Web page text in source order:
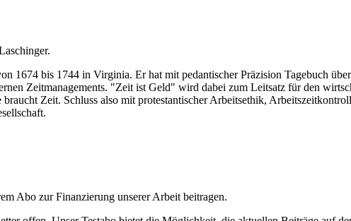
1674 bis 1744 in Virginia. Er hat mit pedantischer Präzision Tagebuch
Zeitmanagements. "Zeit ist Geld" wird dabei zum Leitsatz für den
Zeit. Schluss also mit protestantischer Arbeitsethik,
Abo zur Finanzierung unserer Arbeit beitragen.